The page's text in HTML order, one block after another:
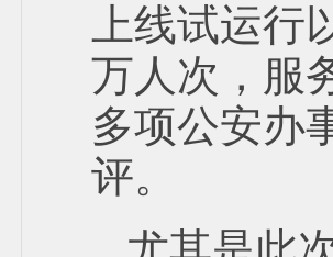
上线试运
万人次，服
多项公安办
评。